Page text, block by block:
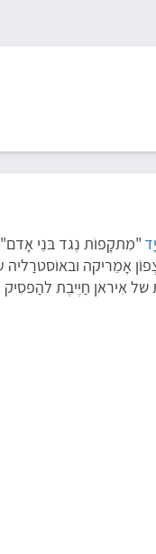
"מִתקָפוֹת נֶגד בּנֵי אָדם"
אָמֵריקה ובאוֹסטרַליה
אִיראן חַיֶיבֶת להַפסִיק